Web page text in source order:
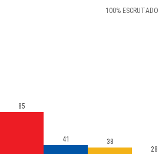
100% ESCRUTADO
85
41
38
28